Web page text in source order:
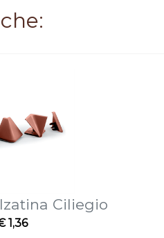
Ciliegio
1,36